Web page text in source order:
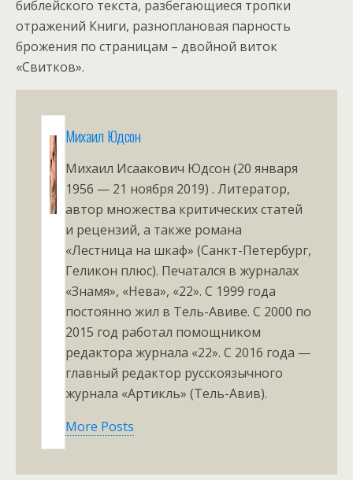
библейского текста, разбегающиеся тропки
отражений Книги, разноплановая парность
брожения по страницам – двойной виток
«Свитков».
Михаил Юдсон
Михаил Исаакович Юдсон (20 января
1956 — 21 ноября 2019) . Литератор,
автор множества критических статей
и рецензий, а также романа
«Лестница на шкаф» (Санкт-Петербург,
Геликон плюс). Печатался в журналах
«Знамя», «Нева», «22». С 1999 года
постоянно жил в Тель-Авиве. С 2000 по
2015 год работал помощником
редактора журнала «22». С 2016 года —
главный редактор русскоязычного
журнала «Артикль» (Тель-Авив).
More Posts